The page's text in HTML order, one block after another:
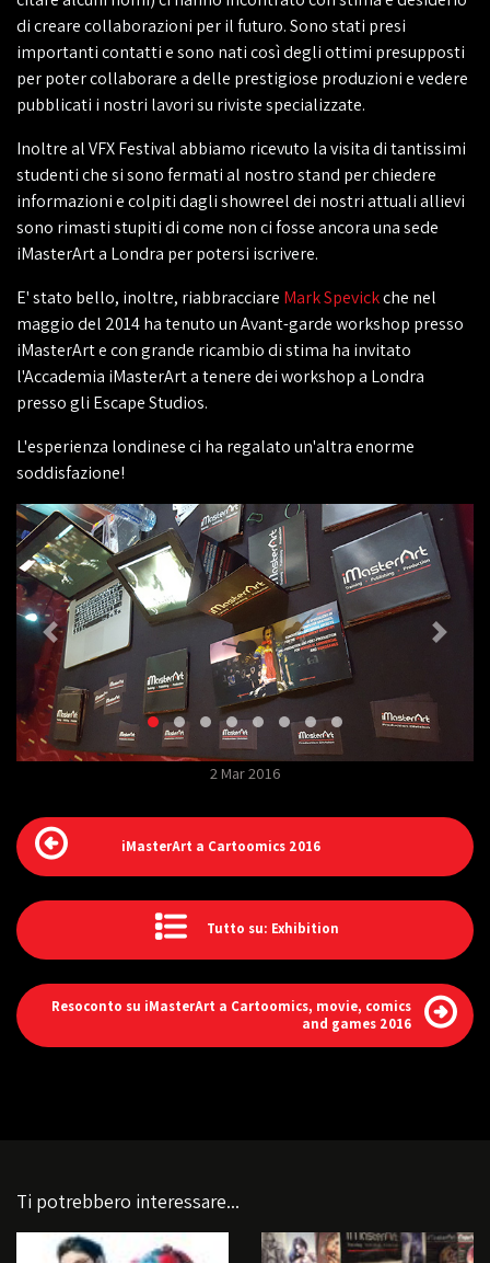
di creare collaborazioni per il futuro. Sono stati presi
importanti contatti e sono nati così degli ottimi presupposti
per poter collaborare a delle prestigiose produzioni e vedere
pubblicati i nostri lavori su riviste specializzate.
Inoltre al VFX Festival abbiamo ricevuto la visita di tantissimi
studenti che si sono fermati al nostro stand per chiedere
informazioni e colpiti dagli showreel dei nostri attuali allievi
sono rimasti stupiti di come non ci fosse ancora una sede
iMasterArt a Londra per potersi iscrivere.
E' stato bello, inoltre, riabbracciare Mark Spevickche nel
maggio del 2014 ha tenuto un Avant-garde workshop presso
iMasterArt e con grande ricambio di stima ha invitato
l'Accademia iMasterArt a tenere dei workshop a Londra
presso gli Escape Studios.
L'esperienza londinese ci ha regalato un'altra enorme
soddisfazione!
2 Mar 2016
iMasterArt a Cartoomics 2016
Tutto su: Exhibition
Resoconto su iMasterArt a Cartoomics, movie, comics
and games 2016
Ti potrebbero interessare...